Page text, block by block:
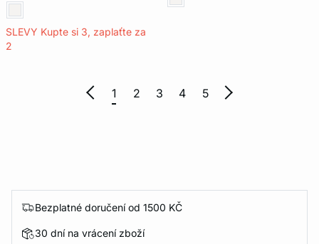
SLEVY Kupte si 3, zaplaťte za
2
1 2 3 4 5
Bezplatné doručení od 1500 KČ
30 dní na vrácení zboží